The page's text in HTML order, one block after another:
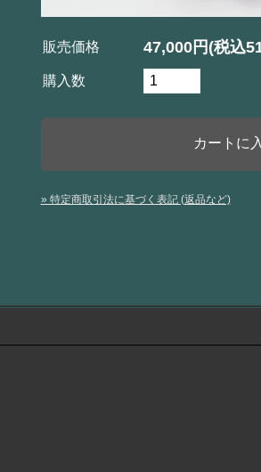
販売価格 47,000円(税込
購入数
» 特定商取引法に基づく表記 (返品など)